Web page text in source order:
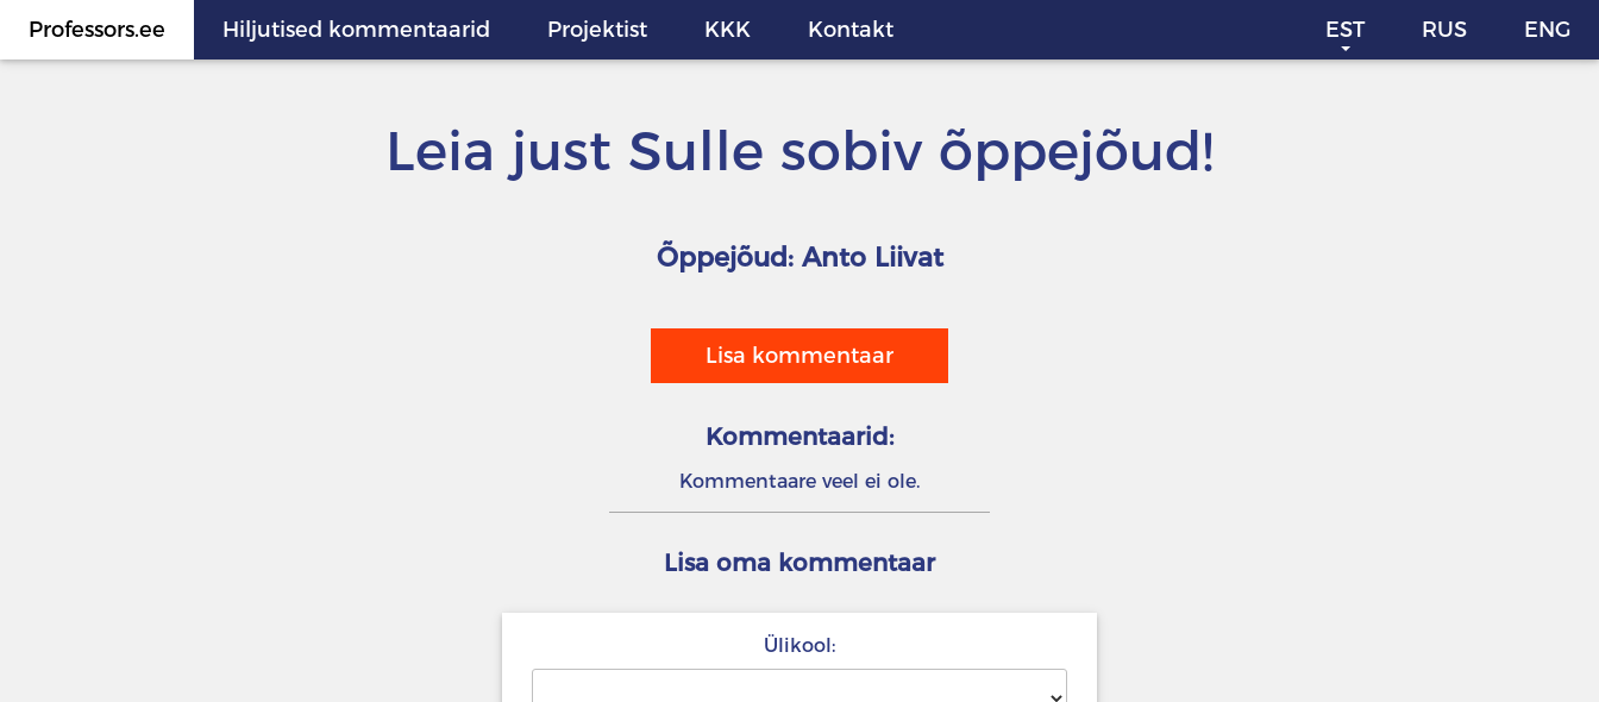
Professors.ee Hiljutised kommentaarid Projektist KKK Kontakt EST RUS ENG
Leia just Sulle sobiv õppejõud!
Õppejõud: Anto Liivat
Lisa kommentaar
Kommentaarid:
Kommentaare veel ei ole.
Lisa oma kommentaar
Ülikool: